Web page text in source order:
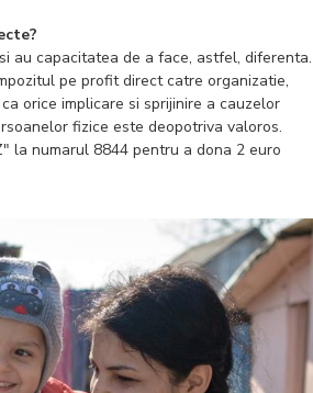
au capacitatea de a face, astfel, diferenta.
pe profit direct catre organizatie,
orice implicare si sprijinire a cauzelor
fizice este deopotriva valoros.
la numarul 8844 pentru a dona 2 euro